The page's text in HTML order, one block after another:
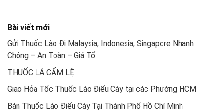
Bài viết mới
Gửi Thuốc Lào Đi Malaysia, Indonesia, Singapore Nhanh
Chóng – An Toàn – Giá Tố
THUỐC LÁ CẨM LỆ
Giao Hỏa Tốc Thuốc Lào Điếu Cày tại các Phường HCM
Bán Thuốc Lào Điếu Cày Tại Thành Phố Hồ Chí Minh